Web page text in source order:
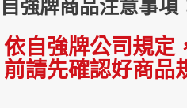
自強牌商品注意事項
依自強牌公司規定
前請先確認好商品